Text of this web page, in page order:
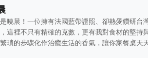
曉晨！一位擁有法國藍帶證照、卻熱愛鑽研台
這裡不只有精確的克數，更有我對食材的堅持
瑣的步驟化作治癒生活的香氣，讓你家餐桌天